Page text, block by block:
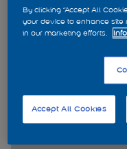
Kies
Wit
By clicking “Accept All
your device to enhance site
in our marketing efforts.
Info
Accept All Cookies